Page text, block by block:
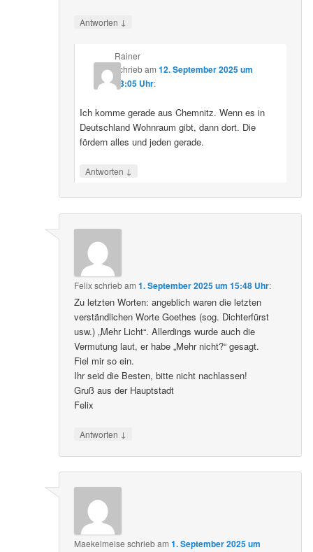
Antworten ↓
Rainer
schriebam 12. September 2025 um
23:05 Uhr:
Ich komme gerade aus Chemnitz. Wenn es in
Deutschland Wohnraum gibt, dann dort. Die
fördern alles und jeden gerade.
Antworten ↓
Felixschriebam1. September 2025 um 15:48 Uhr:
Zu letzten Worten: angeblich waren die letzten
verständlichen Worte Goethes (sog. Dichterfürst
usw.) „Mehr Licht“. Allerdings wurde auch die
Vermutung laut, er habe „Mehr nicht?“ gesagt.
Fiel mir so ein.
Ihr seid die Besten, bitte nicht nachlassen!
Gruß aus der Hauptstadt
Felix
Antworten ↓
Maekelmeise schriebam1. September 2025 um